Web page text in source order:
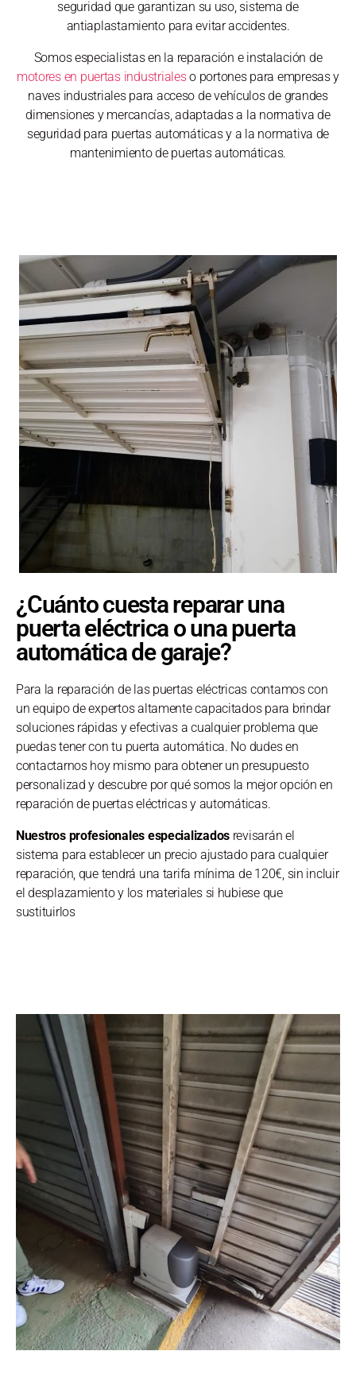
seguridad que garantizan su uso, sistema de
antiaplastamiento para evitar accidentes.
Somos especialistas en la reparación e instalación de
motores en puertas industrialeso portones para empresas y
naves industriales para acceso de vehículos de grandes
dimensiones y mercancías, adaptadas a la normativa de
seguridad para puertas automáticas y a la normativa de
mantenimiento de puertas automáticas.
¿Cuánto cuesta reparar una
puerta eléctrica o una puerta
automática de garaje?
Para la reparación de las puertas eléctricas contamos con
un equipo de expertos altamente capacitados para brindar
soluciones rápidas y efectivas a cualquier problema que
puedas tener con tu puerta automática. No dudes en
contactarnos hoy mismo para obtener un presupuesto
personalizad y descubre por qué somos la mejor opción en
reparación de puertas eléctricas y automáticas.
Nuestros profesionales especializados revisarán el
sistema para establecer un precio ajustado para cualquier
reparación, que tendrá una tarifa mínima de 120€, sin incluir
el desplazamiento y los materiales si hubiese que
sustituirlos